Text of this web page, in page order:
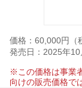
価格：60,000円（
発売日：2025年10
※この価格は事業
向けの販売価格で